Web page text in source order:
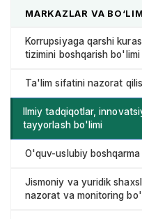
MARKAZLAR VA
Korrupsiyaga qarshi
tizimini boshqarish bo'limi
Ta'lim sifatini nazorat
Ilmiy tadqiqotlar,
tayyorlash bo'limi
O'quv-uslubiy boshqarma
Jismoniy va yuridik
nazorat va monitoring